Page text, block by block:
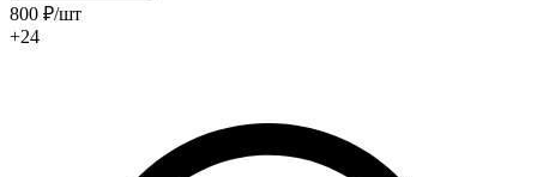
800 ₽/шт
+24